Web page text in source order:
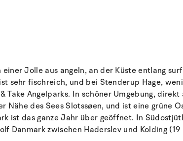
Jolle aus angeln, an der Küste entlang
sehr fischreich, und bei Stenderup Hage,
Angelparks. In schöner Umgebung,
des Sees Slotssøen, und ist eine grüne
ist das ganze Jahr über geöffnet. In
Danmark zwischen Haderslev und Kolding